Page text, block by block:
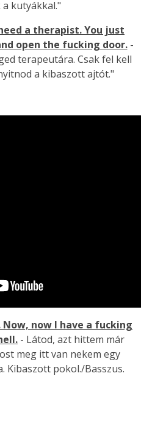
kutyákkal."
a therapist. You just
open the fucking door.-
terapeutára. Csak fel kell
a kibaszott ajtót."
now I have a fucking
- Látod, azt hittem már
meg itt van nekem egy
Kibaszott pokol./Basszus.